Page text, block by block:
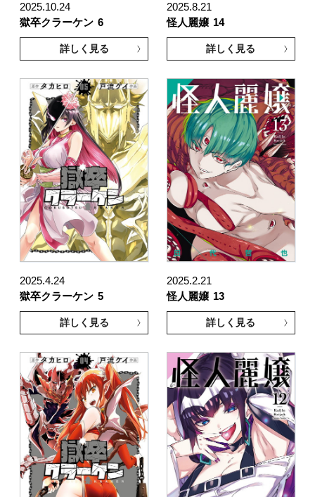
2025.10.24
獄卒クラーケン 6
詳しく見る
2025.8.21
怪人麗嬢 14
詳しく見る
2025.4.24
獄卒クラーケン 5
詳しく見る
2025.2.21
怪人麗嬢 13
詳しく見る